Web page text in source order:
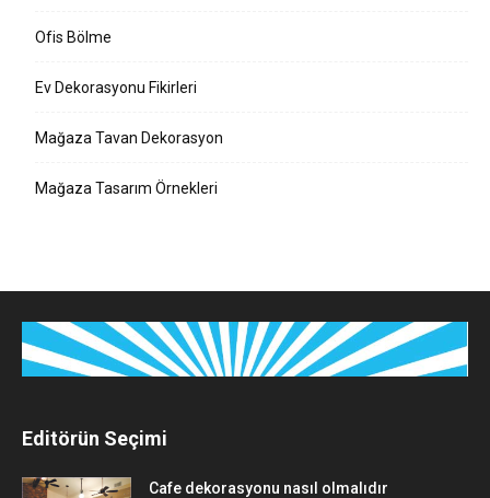
Ofis Bölme
Ev Dekorasyonu Fikirleri
Mağaza Tavan Dekorasyon
Mağaza Tasarım Örnekleri
Editörün Seçimi
Cafe dekorasyonu nasıl olmalıdır